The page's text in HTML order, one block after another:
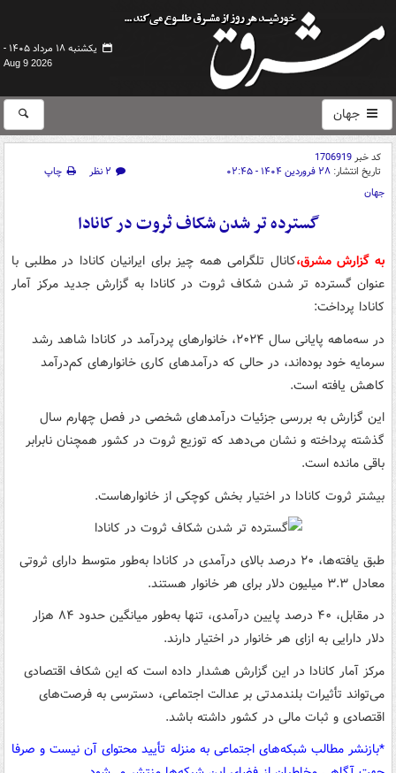
یکشنبه ۱۸ مرداد ۱۴۰۵ -
Aug 9 2026
جهان
کد خبر1706919
تاریخ انتشار: ۲۸ فروردین ۱۴۰۴ - ۰۲:۴۵ ۲ نظر
چاپ
جهان
گسترده تر شدن شکاف ثروت در کانادا
به گزارش مشرق،کانال تلگرامی همه چیز برای ایرانیان کانادا در مطلبی با
عنوان گسترده تر شدن شکاف ثروت در کانادا به گزارش جدید مرکز آمار
کانادا پرداخت:
در سه‌ماهه پایانی سال ۲۰۲۴، خانوارهای پردرآمد در کانادا شاهد رشد
سرمایه خود بوده‌اند، در حالی که درآمدهای کاری خانوارهای کم‌درآمد
کاهش یافته است.
این گزارش به بررسی جزئیات درآمدهای شخصی در فصل چهارم سال
گذشته پرداخته و نشان می‌دهد که توزیع ثروت در کشور همچنان نابرابر
باقی مانده است.
بیشتر ثروت کانادا در اختیار بخش کوچکی از خانوارهاست.
طبق یافته‌ها، ۲۰ درصد بالای درآمدی در کانادا به‌طور متوسط دارای ثروتی
معادل ۳.۳ میلیون دلار برای هر خانوار هستند.
در مقابل، ۴۰ درصد پایین درآمدی، تنها به‌طور میانگین حدود ۸۴ هزار
دلار دارایی به ازای هر خانوار در اختیار دارند.
مرکز آمار کانادا در این گزارش هشدار داده است که این شکاف اقتصادی
می‌تواند تأثیرات بلندمدتی بر عدالت اجتماعی، دسترسی به فرصت‌های
اقتصادی و ثبات مالی در کشور داشته باشد.
*بازنشر مطالب شبکه‌های اجتماعی به منزله تأیید محتوای آن نیست و صرفا